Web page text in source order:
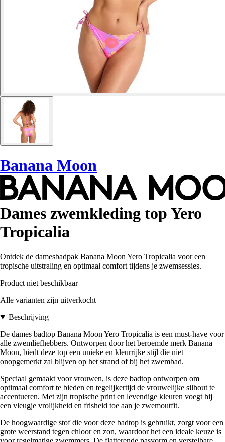
Banana Moon
Dames zwemkleding top Yero
Tropicalia
Ontdek de damesbadpak Banana Moon Yero Tropicalia voor een
tropische uitstraling en optimaal comfort tijdens je zwemsessies.
Product niet beschikbaar
Alle varianten zijn uitverkocht
Beschrijving
De dames badtop Banana Moon Yero Tropicalia is een must-have voor
alle zwemliefhebbers. Ontworpen door het beroemde merk Banana
Moon, biedt deze top een unieke en kleurrijke stijl die niet
onopgemerkt zal blijven op het strand of bij het zwembad.
Speciaal gemaakt voor vrouwen, is deze badtop ontworpen om
optimaal comfort te bieden en tegelijkertijd de vrouwelijke silhout te
accentueren. Met zijn tropische print en levendige kleuren voegt hij
een vleugje vrolijkheid en frisheid toe aan je zwemoutfit.
De hoogwaardige stof die voor deze badtop is gebruikt, zorgt voor een
grote weerstand tegen chloor en zon, waardoor het een ideale keuze is